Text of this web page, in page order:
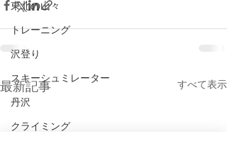
東北の山々
トレーニング
沢登り
スキーシュミレーター
丹沢
クライミング
最新記事 すべて表示